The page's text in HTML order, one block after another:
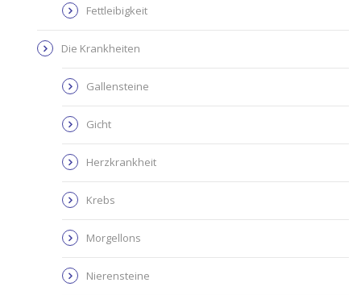
Fettleibigkeit
Die Krankheiten
Gallensteine
Gicht
Herzkrankheit
Krebs
Morgellons
Nierensteine